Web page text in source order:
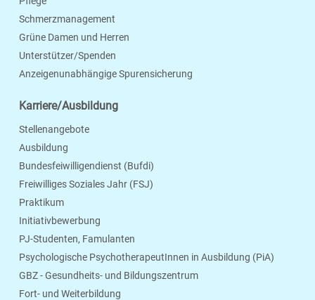
Schmerzmanagement
Grüne Damen und Herren
Unterstützer/Spenden
Anzeigenunabhängige Spurensicherung
Karriere/Ausbildung
Stellenangebote
Ausbildung
Bundesfeiwilligendienst (Bufdi)
Freiwilliges Soziales Jahr (FSJ)
Praktikum
Initiativbewerbung
PJ-Studenten, Famulanten
Psychologische PsychotherapeutInnen in Ausbildung (PiA)
GBZ - Gesundheits- und Bildungszentrum
Fort- und Weiterbildung